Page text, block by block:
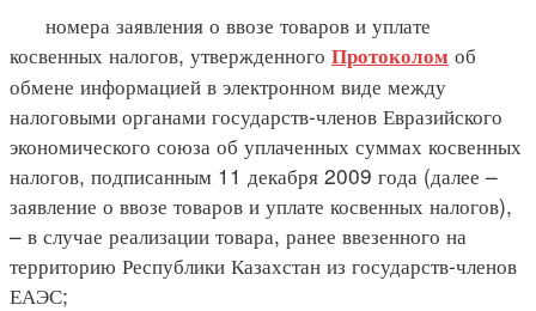
номера заявления о ввозе товаров и уплате
косвенных налогов, утвержденного Протоколом об
обмене информацией в электронном виде между
налоговыми органами государств-членов Евразийского
экономического союза об уплаченных суммах косвенных
налогов, подписанным 11 декабря 2009 года (далее –
заявление о ввозе товаров и уплате косвенных налогов),
– в случае реализации товара, ранее ввезенного на
территорию Республики Казахстан из государств-членов
ЕАЭС;